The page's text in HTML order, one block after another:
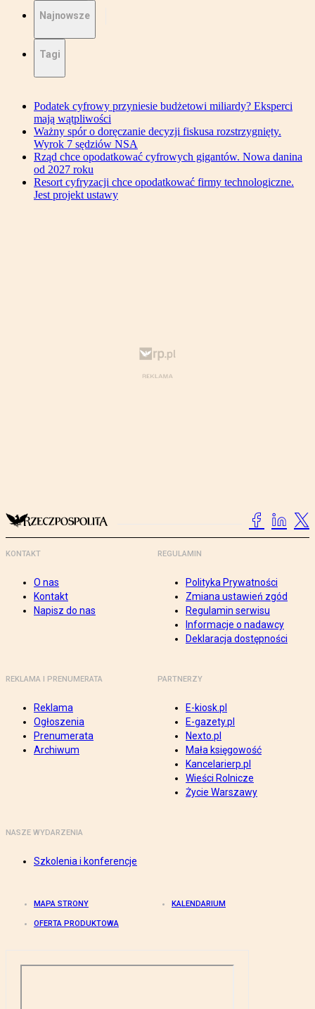
Najnowsze
Tagi
Podatek cyfrowy przyniesie budżetowi miliardy? Eksperci
mają wątpliwości
Ważny spór o doręczanie decyzji fiskusa rozstrzygnięty.
Wyrok 7 sędziów NSA
Rząd chce opodatkować cyfrowych gigantów. Nowa danina
od 2027 roku
Resort cyfryzacji chce opodatkować firmy technologiczne.
Jest projekt ustawy
KONTAKT
O nas
Kontakt
Napisz do nas
REGULAMIN
Polityka Prywatności
Zmiana ustawień zgód
Regulamin serwisu
Informacje o nadawcy
Deklaracja dostępności
REKLAMA I PRENUMERATA
Reklama
Ogłoszenia
Prenumerata
Archiwum
PARTNERZY
E-kiosk.pl
E-gazety.pl
Nexto.pl
Mała księgowość
Kancelarierp.pl
Wieści Rolnicze
Życie Warszawy
NASZE WYDARZENIA
Szkolenia i konferencje
MAPA STRONY KALENDARIUM
OFERTA PRODUKTOWA